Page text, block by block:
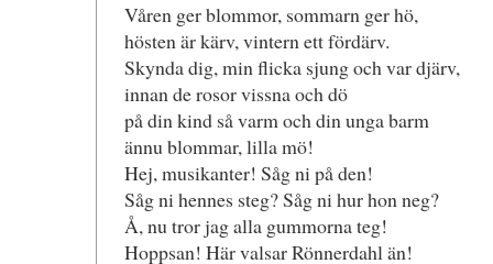
Våren ger blommor, sommarn ger hö,
hösten är kärv, vintern ett fördärv.
Skynda dig, min flicka sjung och var djärv,
innan de rosor vissna och dö
på din kind så varm och din unga barm
ännu blommar, lilla mö!
Hej, musikanter! Såg ni på den!
Såg ni hennes steg? Såg ni hur hon neg?
Å, nu tror jag alla gummorna teg!
Hoppsan! Här valsar Rönnerdahl än!